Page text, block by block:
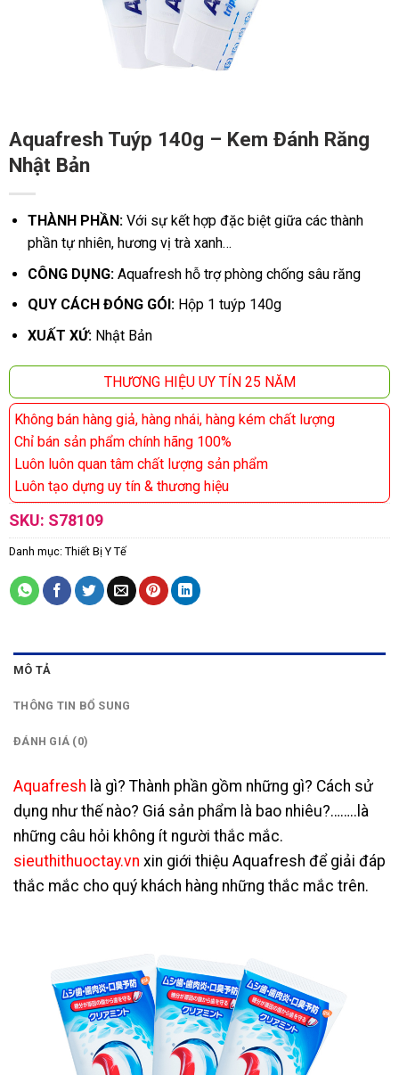
Aquafresh Tuýp 140g – Kem Đánh Răng
Nhật Bản
THÀNH PHẦN: Với sự kết hợp đặc biệt giữa các thành
phần tự nhiên, hương vị trà xanh…
CÔNG DỤNG: Aquafresh hỗ trợ phòng chống sâu răng
QUY CÁCH ĐÓNG GÓI: Hộp 1 tuýp 140g
XUẤT XỨ: Nhật Bản
THƯƠNG HIỆU UY TÍN 25 NĂM
Không bán hàng giả, hàng nhái, hàng kém chất lượng
Chỉ bán sản phẩm chính hãng 100%
Luôn luôn quan tâm chất lượng sản phẩm
Luôn tạo dựng uy tín & thương hiệu
SKU: S78109
Danh mục: Thiết Bị Y Tế
MÔ TẢ
THÔNG TIN BỔ SUNG
ĐÁNH GIÁ (0)
Aquafresh là gì? Thành phần gồm những gì? Cách sử
dụng như thế nào? Giá sản phẩm là bao nhiêu?……..là
những câu hỏi không ít người thắc mắc.
sieuthithuoctay.vn xin giới thiệu Aquafresh để giải đáp
thắc mắc cho quý khách hàng những thắc mắc trên.